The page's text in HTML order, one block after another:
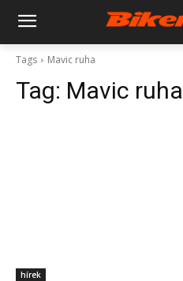
Tags Mavic ruha
Tag: Mavic ruha
hírek